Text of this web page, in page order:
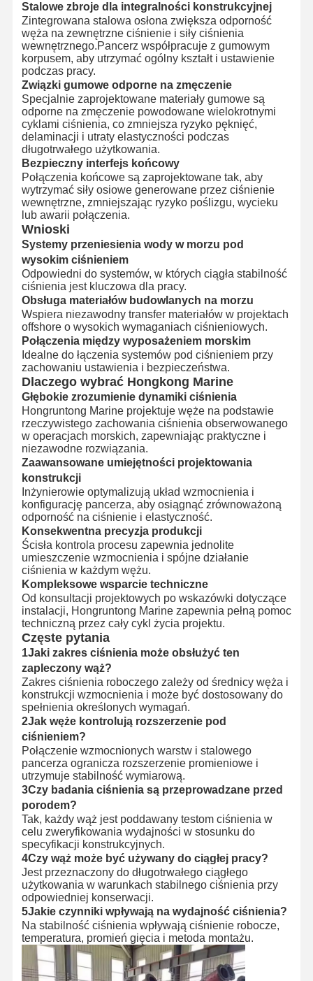
Węże metalowe
Pływające węże
Węże pancerne
Stalowe zbroje dla integralności konstrukcyjnej
Zintegrowana stalowa osłona zwiększa odporność
węża na zewnętrzne ciśnienie i siły ciśnienia
wewnętrznego.Pancerz współpracuje z gumowym
korpusem, aby utrzymać ogólny kształt i ustawienie
podczas pracy.
Związki gumowe odporne na zmęczenie
Specjalnie zaprojektowane materiały gumowe są
odporne na zmęczenie powodowane wielokrotnymi
cyklami ciśnienia, co zmniejsza ryzyko pęknięć,
delaminacji i utraty elastyczności podczas
długotrwałego użytkowania.
Bezpieczny interfejs końcowy
Połączenia końcowe są zaprojektowane tak, aby
wytrzymać siły osiowe generowane przez ciśnienie
wewnętrzne, zmniejszając ryzyko poślizgu, wycieku
lub awarii połączenia.
Wnioski
Systemy przeniesienia wody w morzu pod
wysokim ciśnieniem
Odpowiedni do systemów, w których ciągła stabilność
ciśnienia jest kluczowa dla pracy.
Obsługa materiałów budowlanych na morzu
Wspiera niezawodny transfer materiałów w projektach
offshore o wysokich wymaganiach ciśnieniowych.
Połączenia między wyposażeniem morskim
Idealne do łączenia systemów pod ciśnieniem przy
zachowaniu ustawienia i bezpieczeństwa.
Dlaczego wybrać Hongkong Marine
Głębokie zrozumienie dynamiki ciśnienia
Hongruntong Marine projektuje węże na podstawie
rzeczywistego zachowania ciśnienia obserwowanego
w operacjach morskich, zapewniając praktyczne i
niezawodne rozwiązania.
Zaawansowane umiejętności projektowania
konstrukcji
Inżynierowie optymalizują układ wzmocnienia i
konfigurację pancerza, aby osiągnąć zrównoważoną
odporność na ciśnienie i elastyczność.
Konsekwentna precyzja produkcji
Ścisła kontrola procesu zapewnia jednolite
umieszczenie wzmocnienia i spójne działanie
ciśnienia w każdym wężu.
Kompleksowe wsparcie techniczne
Od konsultacji projektowych po wskazówki dotyczące
instalacji, Hongruntong Marine zapewnia pełną pomoc
techniczną przez cały cykl życia projektu.
Częste pytania
1Jaki zakres ciśnienia może obsłużyć ten
zapleczony wąż?
Zakres ciśnienia roboczego zależy od średnicy węża i
konstrukcji wzmocnienia i może być dostosowany do
spełnienia określonych wymagań.
2Jak węże kontrolują rozszerzenie pod
ciśnieniem?
Połączenie wzmocnionych warstw i stalowego
pancerza ogranicza rozszerzenie promieniowe i
utrzymuje stabilność wymiarową.
3Czy badania ciśnienia są przeprowadzane przed
porodem?
Tak, każdy wąż jest poddawany testom ciśnienia w
celu zweryfikowania wydajności w stosunku do
specyfikacji konstrukcyjnych.
4Czy wąż może być używany do ciągłej pracy?
Jest przeznaczony do długotrwałego ciągłego
użytkowania w warunkach stabilnego ciśnienia przy
odpowiedniej konserwacji.
5Jakie czynniki wpływają na wydajność ciśnienia?
Na stabilność ciśnienia wpływają ciśnienie robocze,
temperatura, promień gięcia i metoda montażu.